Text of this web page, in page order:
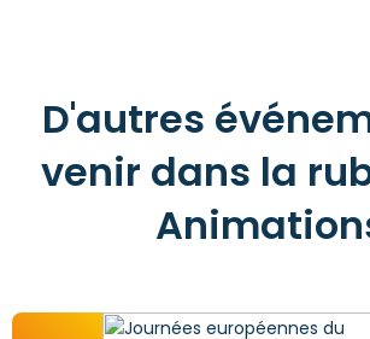
D'autres
venir dans la